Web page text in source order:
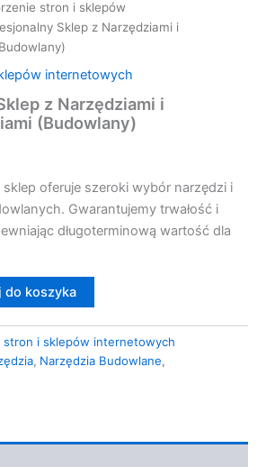
stron i sklepów
Sklep z Narzędziami i
internetowych
z Narzędziami i
(Budowlany)
oferuje szeroki wybór narzędzi i
Gwarantujemy trwałość i
długoterminową wartość dla
do koszyka
stron i sklepów internetowych
, Narzędzia Budowlane,